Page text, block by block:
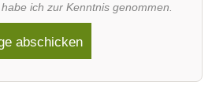
habe ich zur Kenntnis genommen.
abschicken